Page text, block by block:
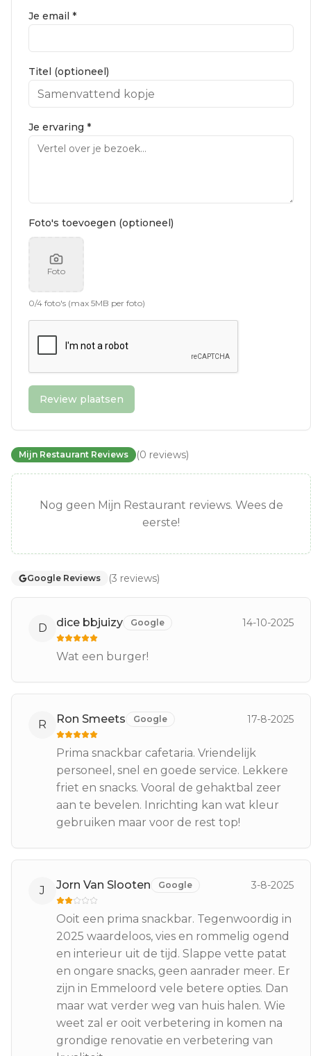
Je email *
Titel (optioneel)
Je ervaring *
Foto's toevoegen (optioneel)
Foto
0/4 foto's (max 5MB per foto)
Review plaatsen
Mijn Restaurant Reviews (0 reviews)
Nog geen Mijn Restaurant reviews. Wees de
eerste!
Google Reviews (3 reviews)
D dice bbjuizy Google 14-10-2025
Wat een burger!
R Ron Smeets Google 17-8-2025
Prima snackbar cafetaria. Vriendelijk
personeel, snel en goede service. Lekkere
friet en snacks. Vooral de gehaktbal zeer
aan te bevelen. Inrichting kan wat kleur
gebruiken maar voor de rest top!
J Jorn Van Slooten Google 3-8-2025
Ooit een prima snackbar. Tegenwoordig in
2025 waardeloos, vies en rommelig ogend
en interieur uit de tijd. Slappe vette patat
en ongare snacks, geen aanrader meer. Er
zijn in Emmeloord vele betere opties. Dan
maar wat verder weg van huis halen. Wie
weet zal er ooit verbetering in komen na
grondige renovatie en verbetering van